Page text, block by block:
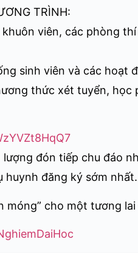
TRÌNH:
viên, các phòng
sinh viên và các hoạt
thức xét tuyển, học
đón tiếp chu đáo
huynh đăng ký sớm nhất.
móng” cho một tương